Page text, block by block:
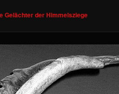
Gelächter der Himmelsziege